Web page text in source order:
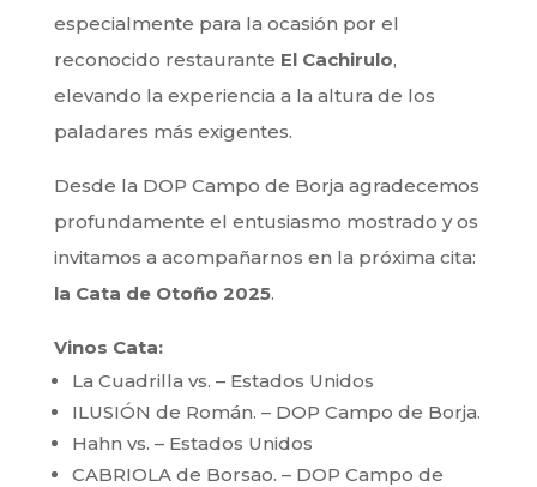
especialmente para la ocasión por el
reconocido restaurante El Cachirulo,
elevando la experiencia a la altura de los
paladares más exigentes.
Desde la DOP Campo de Borja agradecemos
profundamente el entusiasmo mostrado y os
invitamos a acompañarnos en la próxima cita:
la Cata de Otoño 2025.
Vinos Cata:
La Cuadrilla vs. – Estados Unidos
ILUSIÓN de Román. – DOP Campo de Borja.
Hahn vs. – Estados Unidos
CABRIOLA de Borsao. – DOP Campo de